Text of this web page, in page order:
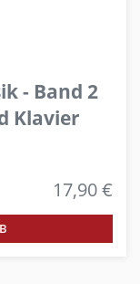
- Band 2
Klavier
17,90 €